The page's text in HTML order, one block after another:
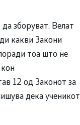
зборуват. Велат
какви Закони
тоа што не
12 од Законот за
дека ученикот